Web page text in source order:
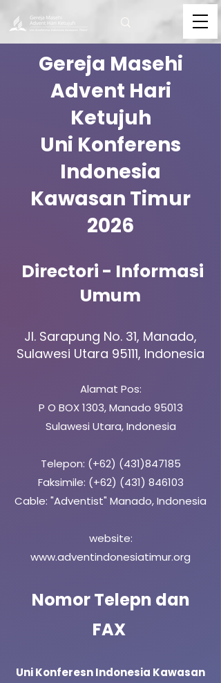
Gereja Masehi
Advent Hari
Ketujuh
Uni Konferens
Indonesia
Kawasan Timur
2026
Directori - Informasi
Umum
Jl. Sarapung No. 31, Manado,
Sulawesi Utara 95111, Indonesia
Alamat Pos:
P O BOX 1303, Manado 95013
Sulawesi Utara,Indonesia
Telepon: (+62) (431)847185
Faksimile: (+62) (431) 846103
Cable: "Adventist" Manado, Indonesia
website:
www.adventindonesiatimur.org
Nomor Telepn dan
FAX
Uni Konferesn Indonesia Kawasan